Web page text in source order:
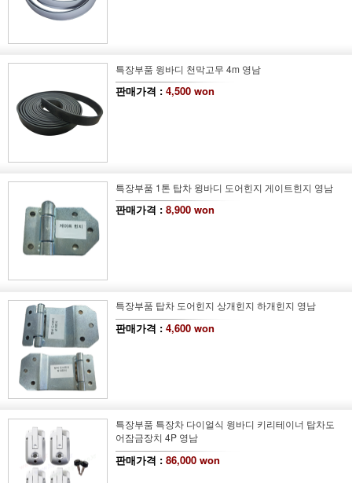
특장부품 윙바디 천막고무 4m 영남
판매가격 : 4,500 won
특장부품 1톤 탑차 윙바디 도어힌지 게이트힌지 영남
판매가격 : 8,900 won
특장부품 탑차 도어힌지 상개힌지 하개힌지 영남
판매가격 : 4,600 won
특장부품 특장차 다이얼식 윙바디 키리테이너 탑차도
어잠금장치 4P 영남
판매가격 : 86,000 won